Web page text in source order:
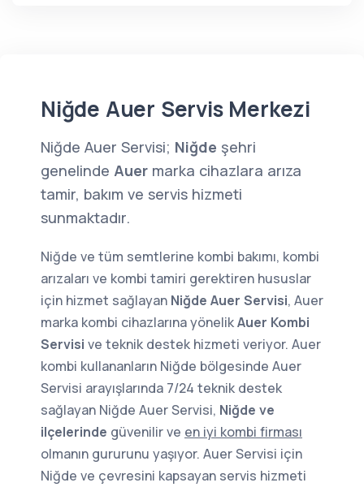
Niğde Auer Servis Merkezi
Niğde Auer Servisi; Niğde şehri
genelinde Auer marka cihazlara arıza
tamir, bakım ve servis hizmeti
sunmaktadır.
Niğde ve tüm semtlerine kombi bakımı, kombi
arızaları ve kombi tamiri gerektiren hususlar
için hizmet sağlayan Niğde Auer Servisi, Auer
marka kombi cihazlarına yönelikAuer Kombi
Servisi ve teknik destek hizmeti veriyor. Auer
kombi kullananların Niğde bölgesinde Auer
Servisi arayışlarında 7/24 teknik destek
sağlayan Niğde Auer Servisi, Niğde ve
ilçelerinde güvenilir ve en iyi kombi firması
olmanın gururunu yaşıyor. Auer Servisi için
Niğde ve çevresini kapsayan servis hizmeti